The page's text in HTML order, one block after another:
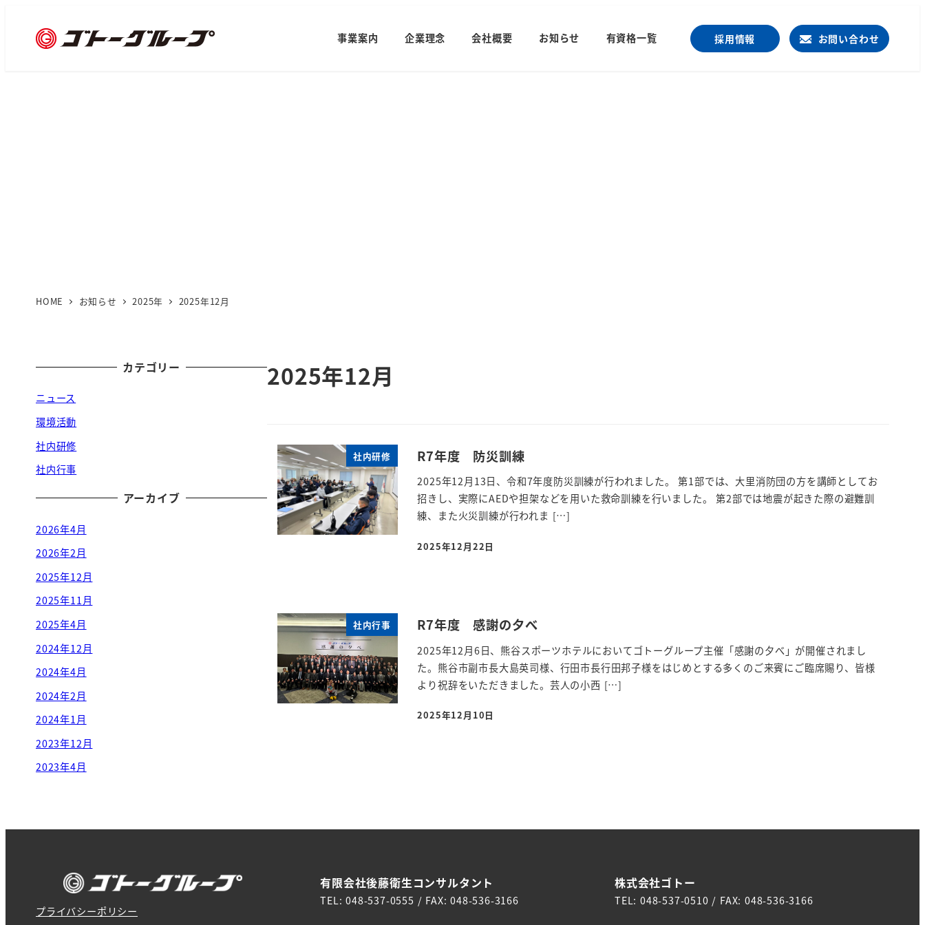
事業案内 企業理念 会社概要 お知らせ 有資格一覧 採用情報 お問い合わせ
HOME お知らせ 2025年 2025年12月
2025年12月
社内研修 R7年度 防災訓練
2025年12月13日、令和7年度防災訓練が行われました。 第1部では、大里消防団の方を講師としてお
招きし、実際にAEDや担架などを用いた救命訓練を行いました。 第2部では地震が起きた際の避難訓
練、また火災訓練が行われま […]
投稿日
2025年12月22日
社内行事 R7年度 感謝の夕べ
2025年12月6日、熊谷スポーツホテルにおいてゴトーグループ主催「感謝の夕べ」が開催されまし
た。熊谷市副市長大島英司様、行田市長行田邦子様をはじめとする多くのご来賓にご臨席賜り、皆様
より祝辞をいただきました。芸人の小西 […]
投稿日
2025年12月10日
カテゴリー
ニュース
環境活動
社内研修
社内行事
アーカイブ
2026年4月
2026年2月
2025年12月
2025年11月
2025年4月
2024年12月
2024年4月
2024年2月
2024年1月
2023年12月
2023年4月
プライバシーポリシー
有限会社後藤衛生コンサルタント
TEL: 048-537-0555 / FAX: 048-536-3166
株式会社ゴトー
TEL: 048-537-0510 / FAX: 048-536-3166